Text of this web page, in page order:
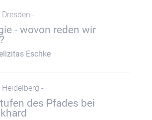
-
- wovon reden wir
Eschke
-
des Pfades bei